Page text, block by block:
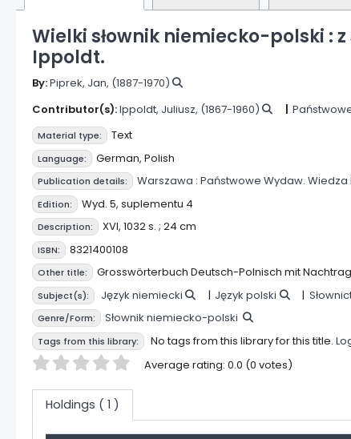
Wielki słownik niemiecko-polski :
Ippoldt.
By:Piprek, Jan, (1887-1970)
Contributor(s):Ippoldt, Juliusz, (1867-1960)
Material type: Text
Language: German, Polish
Publication details: Warszawa : Państwowe Wydaw. Wiedza
Edition: Wyd. 5, suplementu 4
Description: XVI, 1032 s. ; 24 cm
ISBN: 8321400108
Other title: Grosswörterbuch Deutsch-Polnisch mit
Subject(s): Język niemiecki Język polski
Genre/Form: Słownik niemiecko-polski
Tags from this library: No tags from this library for this title.
Star ratings Average rating: 0.0 (0 votes)
Holdings ( 1 )